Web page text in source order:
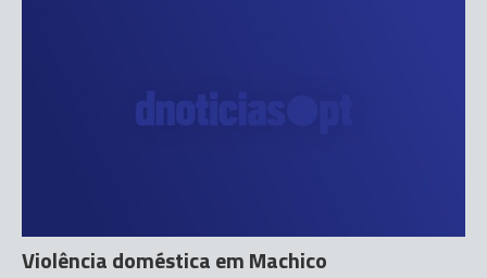
Violência doméstica em Machico